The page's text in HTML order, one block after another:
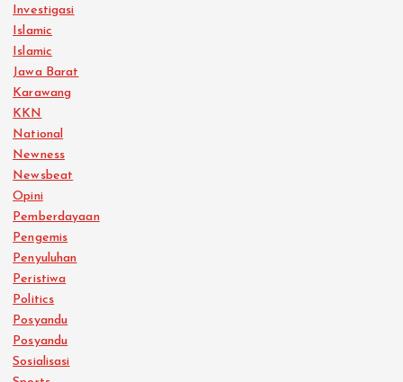
Investigasi
Islamic
Islamic
Jawa Barat
Karawang
KKN
National
Newness
Newsbeat
Opini
Pemberdayaan
Pengemis
Penyuluhan
Peristiwa
Politics
Posyandu
Posyandu
Sosialisasi